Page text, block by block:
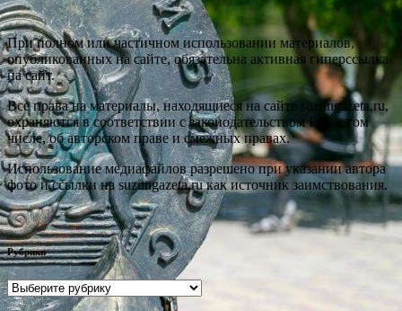
При полном или частичном использовании материалов,
опубликованных на сайте, обязательна активная гиперссылка
на сайт.
Все права на материалы, находящиеся на сайте suzungazeta.ru,
охраняются в соответствии с законодательством РФ, в том
числе, об авторском праве и смежных правах.
Использование медиафайлов разрешено при указании автора
фото и ссылки на suzungazeta.ru как источник заимствования.
Рубрики
Рубрики